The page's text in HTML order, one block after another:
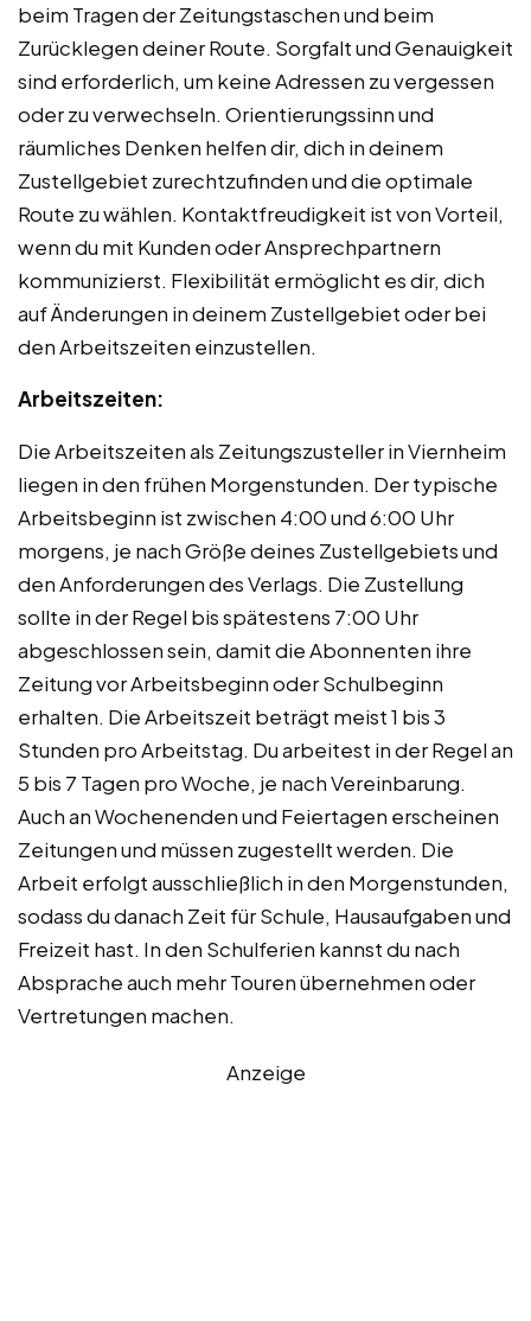
beim Tragen der Zeitungstaschen und beim
Zurücklegen deiner Route. Sorgfalt und Genauigkeit
sind erforderlich, um keine Adressen zu vergessen
oder zu verwechseln. Orientierungssinn und
räumliches Denken helfen dir, dich in deinem
Zustellgebiet zurechtzufinden und die optimale
Route zu wählen. Kontaktfreudigkeit ist von Vorteil,
wenn du mit Kunden oder Ansprechpartnern
kommunizierst. Flexibilität ermöglicht es dir, dich
auf Änderungen in deinem Zustellgebiet oder bei
den Arbeitszeiten einzustellen.
Arbeitszeiten:
Die Arbeitszeiten als Zeitungszusteller in Viernheim
liegen in den frühen Morgenstunden. Der typische
Arbeitsbeginn ist zwischen 4:00 und 6:00 Uhr
morgens, je nach Größe deines Zustellgebiets und
den Anforderungen des Verlags. Die Zustellung
sollte in der Regel bis spätestens 7:00 Uhr
abgeschlossen sein, damit die Abonnenten ihre
Zeitung vor Arbeitsbeginn oder Schulbeginn
erhalten. Die Arbeitszeit beträgt meist 1 bis 3
Stunden pro Arbeitstag. Du arbeitest in der Regel an
5 bis 7 Tagen pro Woche, je nach Vereinbarung.
Auch an Wochenenden und Feiertagen erscheinen
Zeitungen und müssen zugestellt werden. Die
Arbeit erfolgt ausschließlich in den Morgenstunden,
sodass du danach Zeit für Schule, Hausaufgaben und
Freizeit hast. In den Schulferien kannst du nach
Absprache auch mehr Touren übernehmen oder
Vertretungen machen.
Anzeige